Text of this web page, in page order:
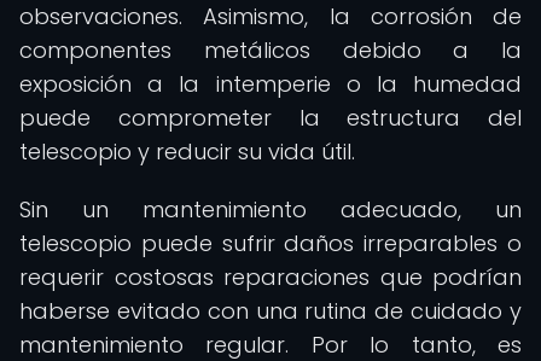
observaciones. Asimismo, la corrosión de
componentes metálicos debido a la
exposición a la intemperie o la humedad
puede comprometer la estructura del
telescopio y reducir su vida útil.
Sin un mantenimiento adecuado, un
telescopio puede sufrir daños irreparables o
requerir costosas reparaciones que podrían
haberse evitado con una rutina de cuidado y
mantenimiento regular. Por lo tanto, es